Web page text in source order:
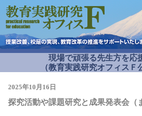
現場で頑張る先生方を応
（教育実践研究オフィスＦ
2025年10月16日
探究活動や課題研究と成果発表会（